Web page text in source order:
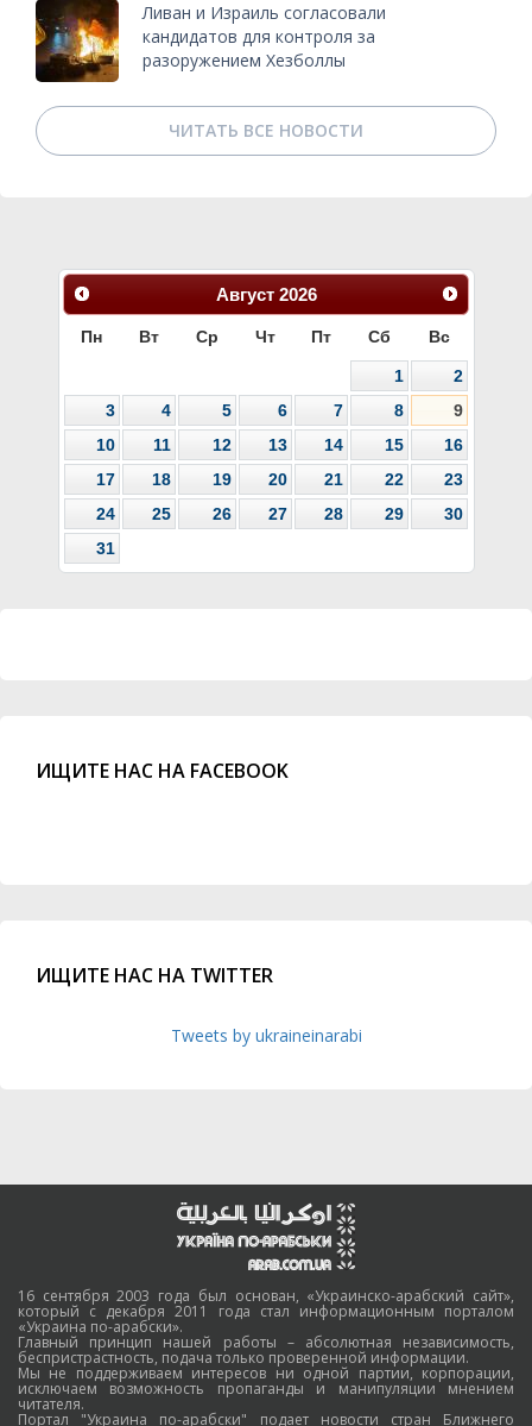
Ливан и Израиль согласовали
кандидатов для контроля за
разоружением Хезболлы
ЧИТАТЬ ВСЕ НОВОСТИ
Август 2026
Пн Вт Ср Чт Пт Сб Вс
1
2
3
4 5 6 7 8
9
10
11 12 13 14 15
16
17
18 19 20 21 22
23
24
25 26 27 28 29
30
31
ИЩИТЕ НАС НА FACEBOOK
ИЩИТЕ НАС НА TWITTER
Tweets by ukraineinarabi
16 сентября 2003 года был основан, «Украинско-арабский сайт»,
который с декабря 2011 года стал информационным порталом
«Украина по-арабски».
Главный принцип нашей работы – абсолютная независимость,
беспристрастность, подача только проверенной информации.
Мы не поддерживаем интересов ни одной партии, корпорации,
исключаем возможность пропаганды и манипуляции мнением
читателя.
Портал "Украина по-арабски" подает новости стран Ближнего